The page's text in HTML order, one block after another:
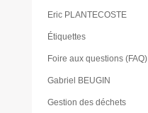
Eric PLANTECOSTE
Étiquettes
Foire aux questions (FAQ)
Gabriel BEUGIN
Gestion des déchets